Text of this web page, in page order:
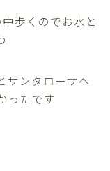
歩くのでお水と
サンタローサへ
ったです